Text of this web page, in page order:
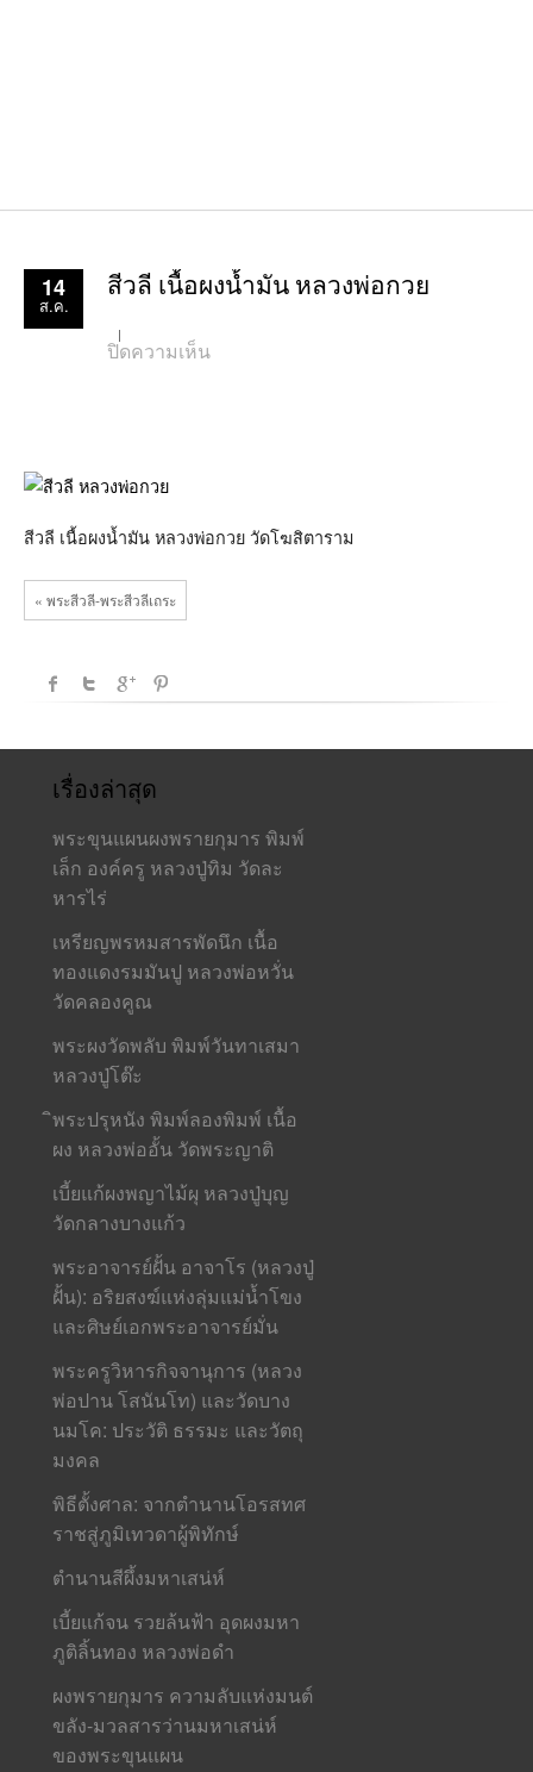
14
ส.ค.
สีวลี เนื้อผงน้ำมัน หลวงพ่อกวย
ปิดความเห็นบน
สีวลี เนื้อผงน้ำมัน หลวงพ่อกวย วัดโฆสิตาราม
« พระสีวลี-พระสีวลีเถระ
เรื่องล่าสุด
พระขุนแผนผงพรายกุมาร พิมพ์
เล็ก องค์ครู หลวงปู่ทิม วัดละ
หารไร่
เหรียญพรหมสารพัดนึก เนื้อ
ทองแดงรมมันปู หลวงพ่อหวั่น
วัดคลองคูณ
พระผงวัดพลับ พิมพ์วันทาเสมา
หลวงปู่โต๊ะ
ิพระปรุหนัง พิมพ์ลองพิมพ์ เนื้อ
ผง หลวงพ่ออั้น วัดพระญาติ
เบี้ยแก้ผงพญาไม้ผุ หลวงปู่บุญ
วัดกลางบางแก้ว
พระอาจารย์ฝั้น อาจาโร (หลวงปู่
ฝั้น): อริยสงฆ์แห่งลุ่มแม่น้ำโขง
และศิษย์เอกพระอาจารย์มั่น
พระครูวิหารกิจจานุการ (หลวง
พ่อปาน โสนันโท) และวัดบาง
นมโค: ประวัติ ธรรมะ และวัตถุ
มงคล
พิธีตั้งศาล: จากตำนานโอรสทศ
ราชสู่ภูมิเทวดาผู้พิทักษ์
ตำนานสีผึ้งมหาเสน่ห์
เบี้ยแก้จน รวยล้นฟ้า อุดผงมหา
ภูติลิ้นทอง หลวงพ่อดำ
ผงพรายกุมาร ความลับแห่งมนต์
ขลัง-มวลสารว่านมหาเสน่ห์
ของพระขุนแผน